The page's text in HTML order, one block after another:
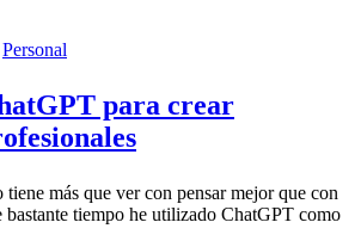
Personal
para crear
más que ver con pensar mejor que con
bastante tiempo he utilizado ChatGPT como